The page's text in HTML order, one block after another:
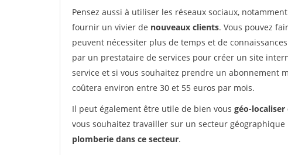
Pensez aussi à utiliser les réseaux sociaux,
fournir un vivier de nouveaux clients. Vous pouvez
peuvent nécessiter plus de temps et de
par un prestataire de services pour créer un site
service et si vous souhaitez prendre un abonnement
coûtera environ entre 30 et 55 euros par mois.
Il peut également être utile de bien vous géo-
vous souhaitez travailler sur un secteur
plomberie dans ce secteur.